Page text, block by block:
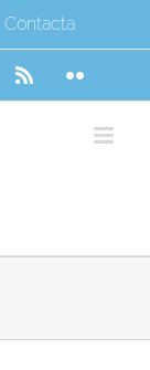
Contacta
Flickr